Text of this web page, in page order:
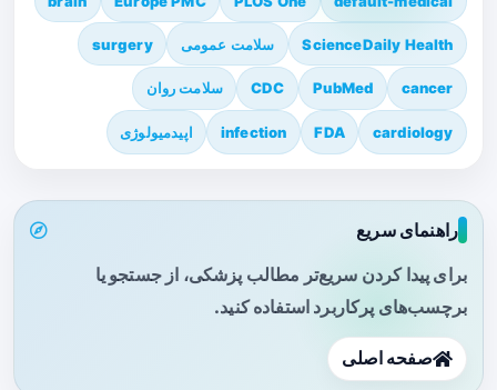
ScienceDaily Health سلامت عمومی surgery
cancer
PubMed
CDC سلامت روان
cardiology
FDA
infection اپیدمیولوژی
راهنمای سریع
برای پیدا کردن سریع‌تر مطالب پزشکی، از جستجو یا
برچسب‌های پرکاربرد استفاده کنید.
صفحه اصلی